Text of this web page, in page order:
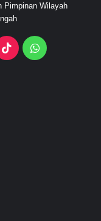
Pimpinan Wilayah
TikTokWhatsApp